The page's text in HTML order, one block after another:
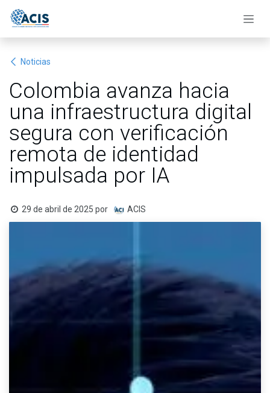
Noticias
Colombia avanza hacia
una infraestructura digital
segura con verificación
remota de identidad
impulsada por IA
29 de abril de 2025 por ACIS